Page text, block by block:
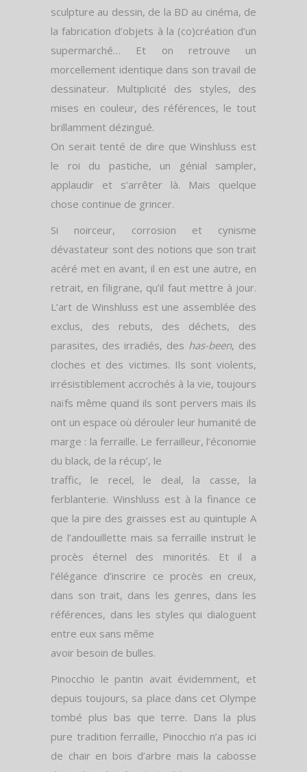
sculpture au dessin, de la BD au cinéma, de
la fabrication d’objets à la (co)création d’un
supermarché… Et on retrouve un
morcellement identique dans son travail de
dessinateur. Multiplicité des styles, des
mises en couleur, des références, le tout
brillamment dézingué.
On serait tenté de dire que Winshluss est
le roi du pastiche, un génial sampler,
applaudir et s’arrêter là. Mais quelque
chose continue de grincer.
Si noirceur, corrosion et cynisme
dévastateur sont des notions que son trait
acéré met en avant, il en est une autre, en
retrait, en filigrane, qu’il faut mettre à jour.
L’art de Winshluss est une assemblée des
exclus, des rebuts, des déchets, des
parasites, des irradiés, des has-been, des
cloches et des victimes. Ils sont violents,
irrésistiblement accrochés à la vie, toujours
naïfs même quand ils sont pervers mais ils
ont un espace où dérouler leur humanité de
marge : la ferraille. Le ferrailleur, l’économie
du black, de la récup’, le
traffic, le recel, le deal, la casse, la
ferblanterie. Winshluss est à la finance ce
que la pire des graisses est au quintuple A
de l’andouillette mais sa ferraille instruit le
procès éternel des minorités. Et il a
l’élégance d’inscrire ce procès en creux,
dans son trait, dans les genres, dans les
références, dans les styles qui dialoguent
entre eux sans même
avoir besoin de bulles.
Pinocchio le pantin avait évidemment, et
depuis toujours, sa place dans cet Olympe
tombé plus bas que terre. Dans la plus
pure tradition ferraille, Pinocchio n’a pas ici
de chair en bois d’arbre mais la cabosse